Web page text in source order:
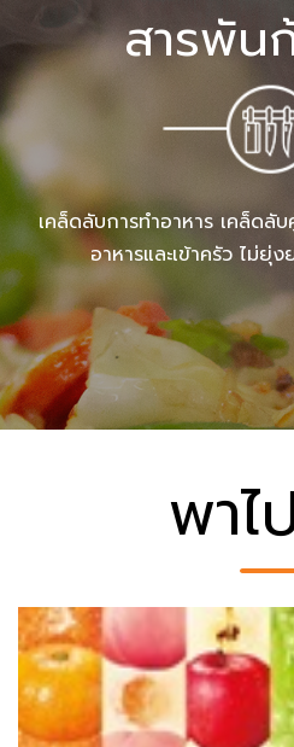
สารพัน
เคล็ดลับการทำอาหาร เคล็ดลับ
อาหารและเข้าครัว ไม่ยุ่
พาไ